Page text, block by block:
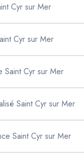
Cyr sur Mer
Cyr sur Mer
Saint Cyr sur Mer
Saint Cyr sur Mer
Saint Cyr sur Mer